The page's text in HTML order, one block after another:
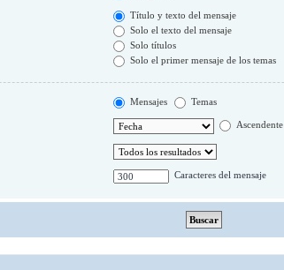
Título y texto del mensaje
Solo el texto del mensaje
Solo títulos
Solo el primer mensaje de los temas
Mensajes Temas
Ascendente
Caracteres del mensaje